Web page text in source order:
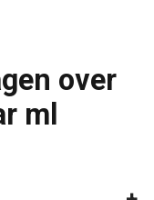
over
ml